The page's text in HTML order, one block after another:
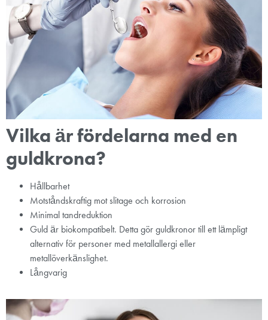
Vilka är fördelarna med en
guldkrona?
Hållbarhet
Motståndskraftig mot slitage och korrosion
Minimal tandreduktion
Guld är biokompatibelt. Detta gör guldkronor till ett lämpligt
alternativ för personer med metallallergi eller
metallöverkänslighet.
Långvarig